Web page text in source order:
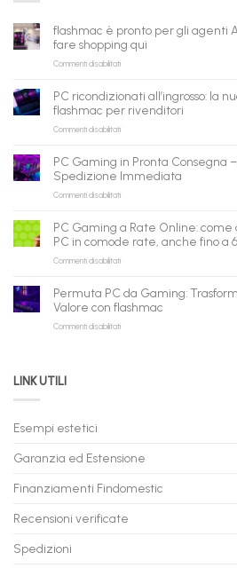
flashmac è pronto per gli agenti
fare shopping qui
Commenti disabilitatisu
pronto
per
gli
AI:
il
tuo
assistente
può
fare
qui
PC ricondizionati all’ingrosso: la
flashmac per rivenditori
Commenti disabilitatisu
ricondizionati
all’ingrosso:
la
nuova
B2B
flashmac
per
rivenditori
PC Gaming in Pronta Consegna
Spedizione Immediata
Commenti disabilitatisu
Gaming
in
Pronta
Consegna
Nuovi
Ricondizionati,
Spedizione
PC Gaming a Rate Online: come
PC in comode rate, anche fino a
Commenti disabilitatisu
Gaming
Rate
Online:
anche
a
Permuta PC da Gaming:
Valore con flashmac
Commenti disabilitatisu
in
con
LINK UTILI
Esempi estetici
Garanzia ed Estensione
Finanziamenti Findomestic
Recensioni verificate
Spedizioni